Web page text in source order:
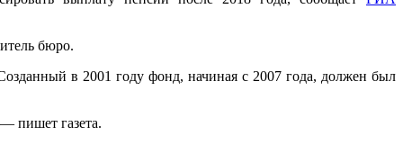
бюро.
в 2001 году фонд, начиная с 2007 года, должен был
пишет газета.